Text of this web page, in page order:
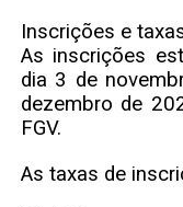
Inscrições e
As inscrições
dia 3 de
dezembro de
FGV.
As taxas de